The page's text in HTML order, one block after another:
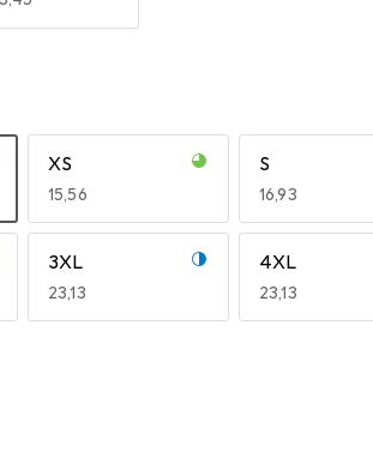
XS
EUR
15,56
S
EUR
16,93
3XL
EUR
23,13
4XL
EUR
23,13